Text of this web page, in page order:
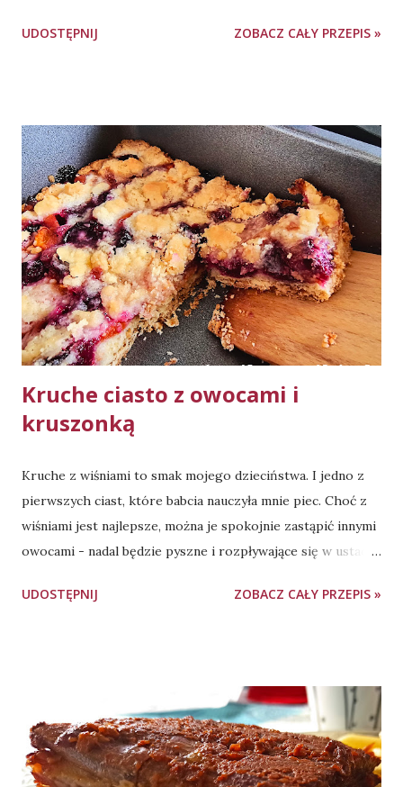
"otłuszczona" (niż np. karkówka) i bez tego dodatku na
naczynie żaroodporne 5l, z pokrywą, góra-dół, 2h - 1h 40
min. w 160 stopniach Celsjusza, 20 min. w 200 stopniach
Celsjusza. Składniki: ok. 1,2 kg szynki wieprzowej 3 łyżki
oliwy 2 łyżki sosu sojowego 2 łyżki octu jabłkowego 2
łyżeczki papryki słodkiej mielonej (można użyć 1 łyżeczki
papryki wędzonej, zamiast 1 łyżeczki papryki słodkiej) 1
łyżeczka suszonej cebuli 1 łyżeczka suszonego czosnku 0,5
łyżeczki pieprzu czarnego 0,33 łyżeczki pieprzu białego
0,33 łyżeczki imbiru 2 średnie cebule ok. 200ml ...
UDOSTĘPNIJ ZOBACZ CAŁY PRZEPIS »
Kruche ciasto z owocami i
kruszonką
Kruche z wiśniami to smak mojego dzieciństwa. I jedno z
pierwszych ciast, które babcia nauczyła mnie piec. Choć z
wiśniami jest najlepsze, można je spokojnie zastąpić innymi
owocami - nadal będzie pyszne i rozpływające się w ustach.
180 stopni Celsjusza, góra-dół. Spodu NIE podpiekamy
objętość 250ml. Składniki: ciasto: 125g masła 0,5 szkl. cukru
1 jajko 175g mąki pszennej (typ dowolny, użyłam 405) 25g
skrobi ziemniaczanej 0,5 łyżki proszku do pieczenia 1 łyżka
cukru waniliowego kruszonka: 50g masła 0,5 szkl. cukru
UDOSTĘPNIJ ZOBACZ CAŁY PRZEPIS »